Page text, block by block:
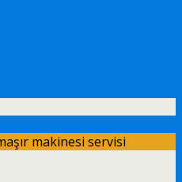
makinesi servisi